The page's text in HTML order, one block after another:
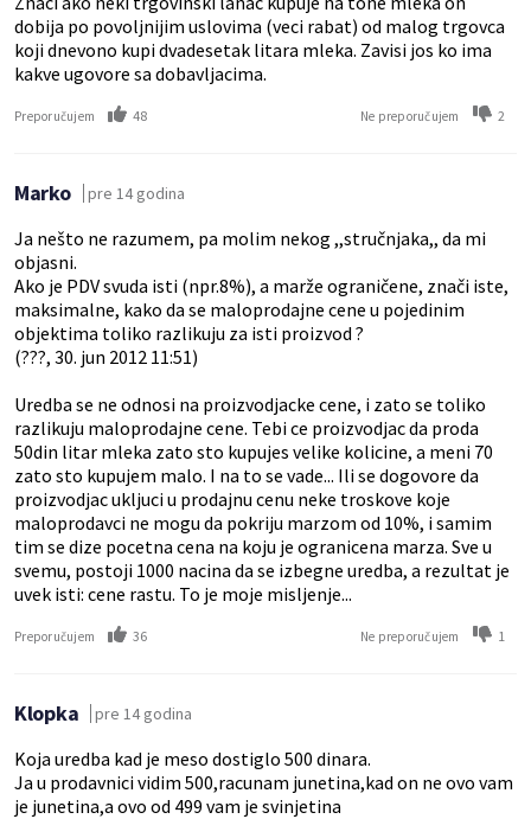
dobija po povoljnijim uslovima (veci rabat) od malog trgovca
koji dnevono kupi dvadesetak litara mleka. Zavisi jos ko ima
kakve ugovore sa dobavljacima.
Preporučujem 48 Ne preporučujem 2
Marko pre 14 godina
Ja nešto ne razumem, pa molim nekog ,,stručnjaka,, da mi
objasni.
Ako je PDV svuda isti (npr.8%), a marže ograničene, znači iste,
maksimalne, kako da se maloprodajne cene u pojedinim
objektima toliko razlikuju za isti proizvod ?
(???, 30. jun 2012 11:51)
Uredba se ne odnosi na proizvodjacke cene, i zato se toliko
razlikuju maloprodajne cene. Tebi ce proizvodjac da proda
50din litar mleka zato sto kupujes velike kolicine, a meni 70
zato sto kupujem malo. I na to se vade... Ili se dogovore da
proizvodjac ukljuci u prodajnu cenu neke troskove koje
maloprodavci ne mogu da pokriju marzom od 10%, i samim
tim se dize pocetna cena na koju je ogranicena marza. Sve u
svemu, postoji 1000 nacina da se izbegne uredba, a rezultat je
uvek isti: cene rastu. To je moje misljenje...
Preporučujem 36 Ne preporučujem 1
Klopka pre 14 godina
Koja uredba kad je meso dostiglo 500 dinara.
Ja u prodavnici vidim 500,racunam junetina,kad on ne ovo vam
je junetina,a ovo od 499 vam je svinjetina